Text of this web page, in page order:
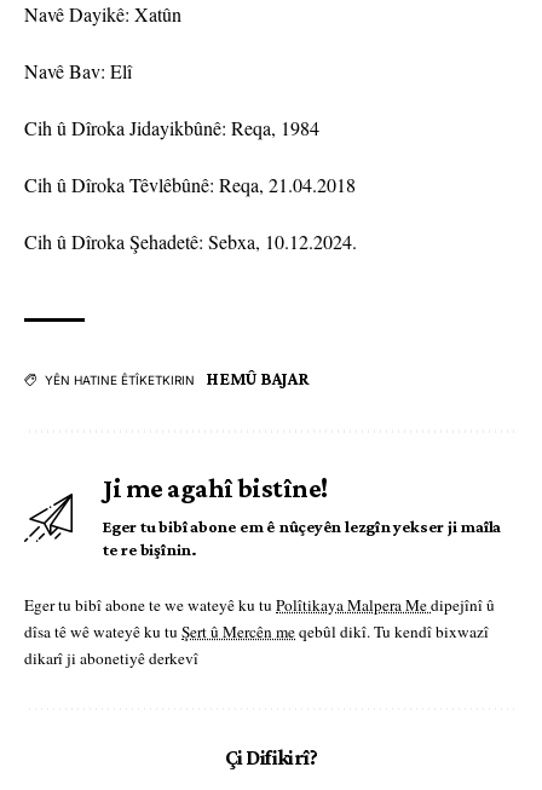
Navê Dayikê: Xatûn
Navê Bav: Elî
Cih û Dîroka Jidayikbûnê: Reqa, 1984
Cih û Dîroka Têvlêbûnê: Reqa, 21.04.2018
Cih û Dîroka Şehadetê: Sebxa, 10.12.2024.
YÊN HATINE ÊTÎKETKIRIN HEMÛ BAJAR
Ji me agahî bistîne!
Eger tu bibî abone em ê nûçeyên lezgîn yekser ji maîla
te re bişînin.
Eger tu bibî abone te we wateyê ku tu Polîtikaya Malpera Medipejînî û
dîsa tê wê wateyê ku tu Şert û Mercên meqebûl dikî. Tu kendî bixwazî
dikarî ji abonetiyê derkevî
Çi Difikirî?